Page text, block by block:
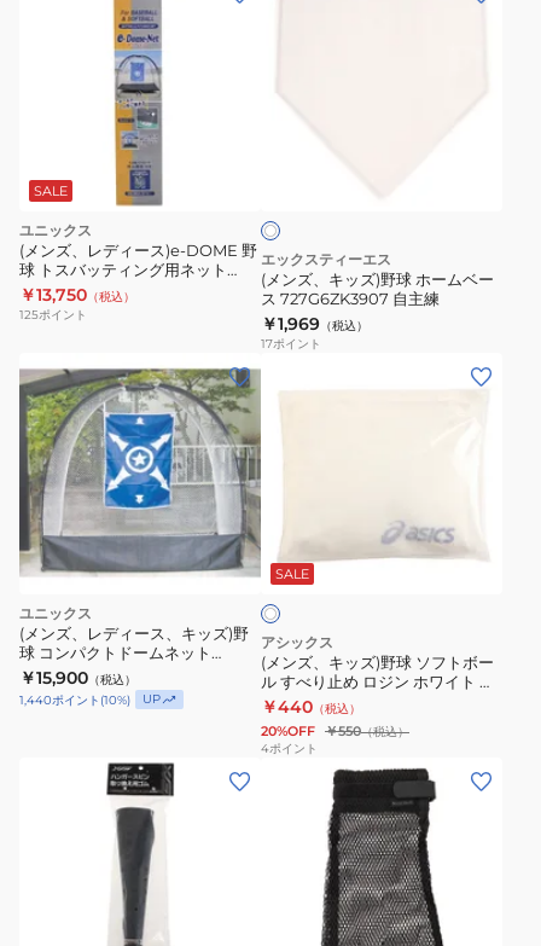
SALE
ユニックス
(メンズ、レディース)e-DOME 野
球 トスバッティング用ネット
BX77-54 自主練 【メーカー取り
寄せ】
￥13,750 （税込）
125ポイント
ッ
ホ
ー
ム
ベ
ー
727G6ZK3907
ワ
イ
エックスティーエス
(メンズ、キッズ)野球 ホームベー
ス 727G6ZK3907 自主練
￥1,969 （税込）
17ポイント
ユニックス
(メンズ、レディース、キッズ)野
球 コンパクトドームネット
BX75-62.
￥15,900 （税込）
1,440ポイント (10%) UP
球
ソ
フ
ト
ボ
ー
ル
SALE
ホ
ワ
イ
アシックス
(メンズ、キッズ)野球 ソフトボー
ル すべり止め ロジン ホワイト 松
ヤニ BER032.01
￥440 （税込）
20%OFF ￥550（税込）
4ポイント